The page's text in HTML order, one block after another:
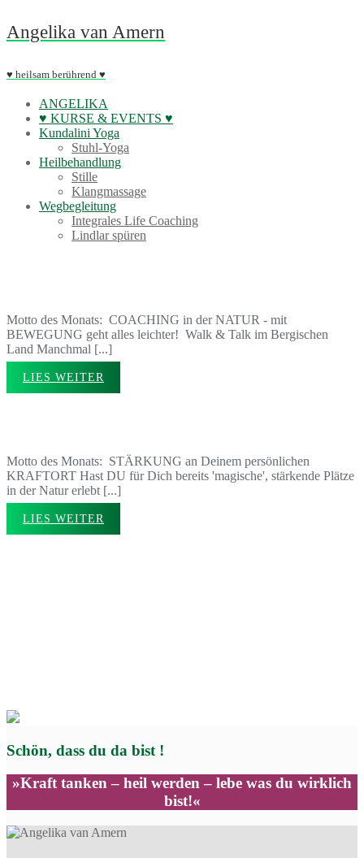
Skip
to
Angelika van Amern
♥ heilsam berührend ♥
ANGELIKA
♥ KURSE & EVENTS ♥
Kundalini Yoga
Stuhl-Yoga
Heilbehandlung
Stille
Klangmassage
Wegbegleitung
Integrales Life Coaching
Lindlar spüren
Motto des Monats: COACHING in der NATUR - mit
BEWEGUNG geht alles leichter! Walk & Talk im Bergischen
Land Manchmal [...]
LIES WEITER
Motto des Monats: STÄRKUNG an Deinem persönlichen
KRAFTORT Hast DU für Dich bereits 'magische', stärkende Plätze
in der Natur erlebt [...]
LIES WEITER
Schön, dass du da bist !
»Kraft tanken – heil werden – lebe was du wirklich
bist!«